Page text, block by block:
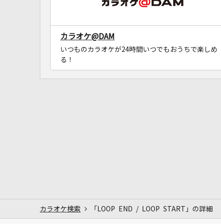
カラオケ@DAM
いつものカラオケが24時間いつでもおうちで楽しめ
る！
カラオケ検索 「LOOP END / LOOP START」の詳細